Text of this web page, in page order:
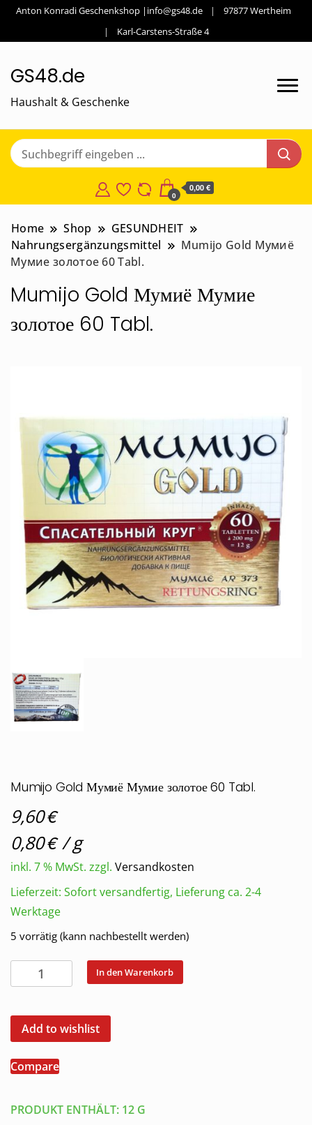
Anton Konradi Geschenkshop |info@gs48.de
97877 Wertheim
Karl-Carstens-Straße 4
GS48.de
Haushalt & Geschenke
0
0,00 €
Home Shop
GESUNDHEIT
Nahrungsergänzungsmittel
Mumijo Gold Мумиё
Мумие золотое 60 Tabl.
Mumijo Gold Мумиё Мумие
золотое 60 Tabl.
Mumijo Gold Мумиё Мумие золотое 60 Tabl.
9,60€
0,80€/g
inkl. 7 % MwSt. zzgl. Versandkosten
Lieferzeit: Sofort versandfertig, Lieferung ca. 2-4
Werktage
5 vorrätig (kann nachbestellt werden)
Mumijo
Gold
Мумие
золотое
Tabl.
In den Warenkorb
Add to wishlist
Compare
PRODUKT ENTHÄLT: 12 G